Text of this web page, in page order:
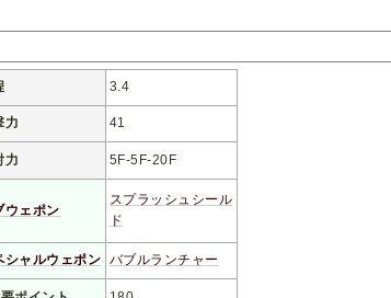
3.4
力 41
力 5F-5F-20F
ウェポン
スプラッシュシール
ド
シャルウェポン バブルランチャー